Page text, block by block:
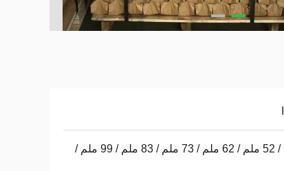
49.5 ملم / 52 ملم / 62 ملم / 73 ملم / 83 ملم / 99 ملم /